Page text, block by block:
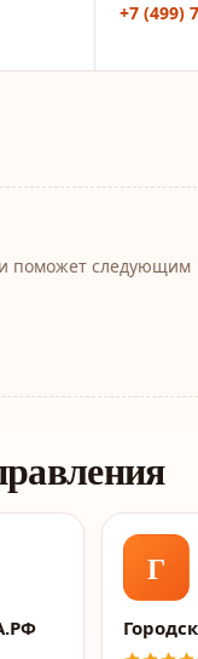
+7 (499)
поможет следующим
Г